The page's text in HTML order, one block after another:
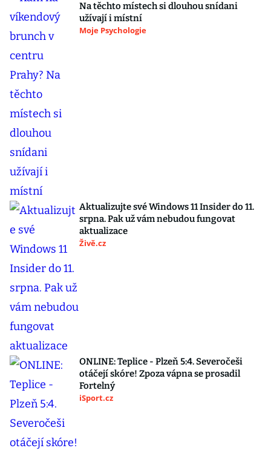
Na těchto místech si dlouhou snídani
užívají i místní
Moje Psychologie
Aktualizujte své Windows 11 Insider do 11.
srpna. Pak už vám nebudou fungovat
aktualizace
Živě.cz
ONLINE: Teplice - Plzeň 5:4. Severočeši
otáčejí skóre! Zpoza vápna se prosadil
Fortelný
iSport.cz